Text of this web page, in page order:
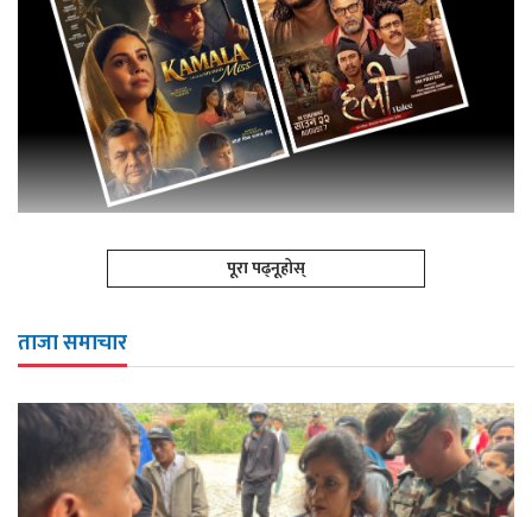
पूरा पढ्नूहोस्
ताजा समाचार